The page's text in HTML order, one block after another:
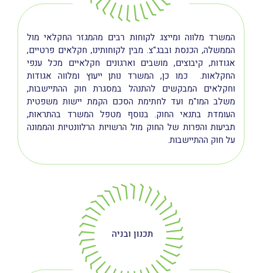
המשרד מלווה ומייצג לקוחות רבים מהמגזר החקלאי מול
הממשלה, הכנסת ובבג"צ. מבין לקוחותינו, חקלאים פרטיים,
אגודות, קיבוצים, מושבים וארגונים חקלאיים מכל ענפי
החקלאות. כמו כן, המשרד נותן ייעוץ ומלווה אגודות
וחקלאים המבקשים להתנהל במסגרת חוק ההתיישבות,
משלב המו"מ ועד לחתימת הסכם הקמת יישות משפטית
העומדת בתנאי החוק. בנוסף מטפל המשרד בהתראות,
תביעות והפרות של החוק מול הרשויות הרלוונטיות והממונה
על חוק ההתיישבות.
תכנון ובניה